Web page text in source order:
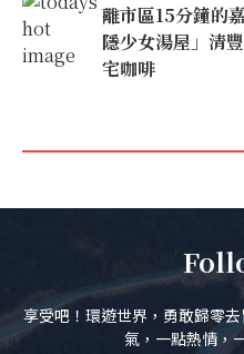
離市區15分鐘的
隱少女湯屋」清
宅咖啡
享受吧！環遊世界，勇敢歸零
氣，一點熱情，